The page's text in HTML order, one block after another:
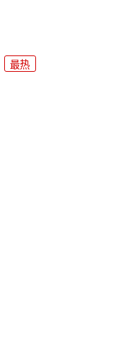
最热